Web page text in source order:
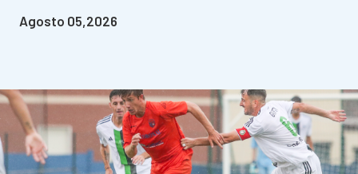
Agosto 05,2026